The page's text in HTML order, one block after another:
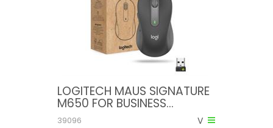
LOGITECH MAUS SIGNATURE
M650 FOR BUSINESS
GRAPHITE
V
39096